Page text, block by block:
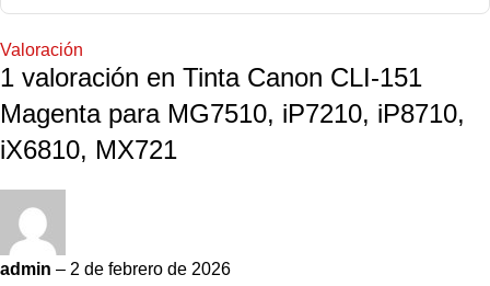
Valoración
1 valoración en Tinta Canon CLI-151
Magenta para MG7510, iP7210, iP8710,
iX6810, MX721
admin – 2 de febrero de 2026